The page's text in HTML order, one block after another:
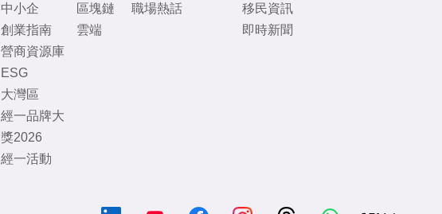
中小企
創業指南
營商資源庫
ESG
大灣區
經一品牌大
獎2026
經一活動
區塊鏈
雲端
職場熱話
移民資訊
即時新聞